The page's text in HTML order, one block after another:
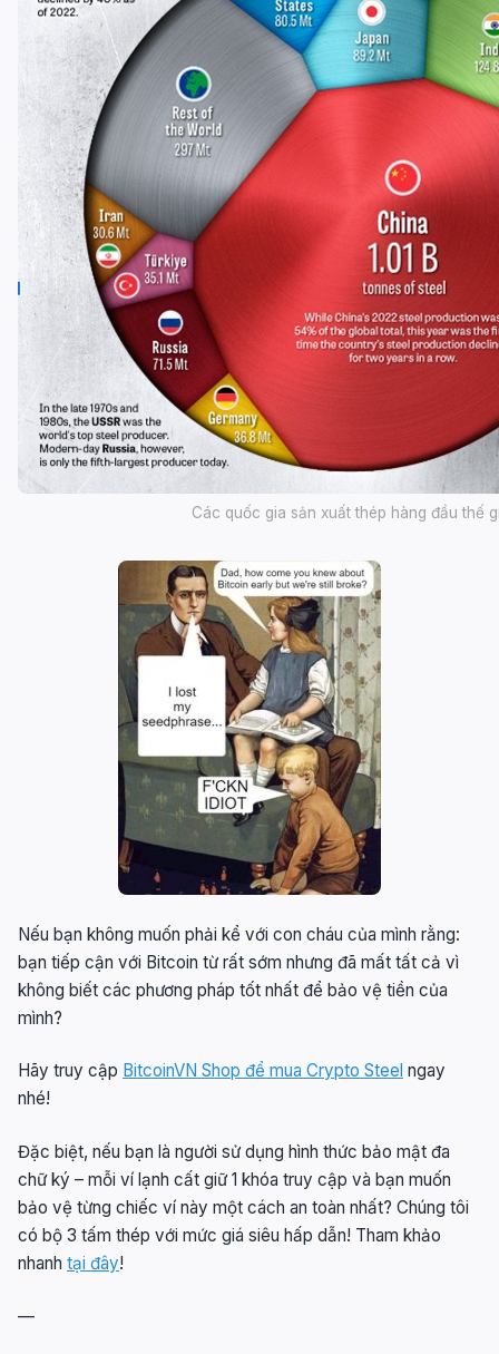
Các quốc gia sản xuất thép hàng đầu thế
Nếu bạn không muốn phải kể với con cháu của mình rằng:
bạn tiếp cận với Bitcoin từ rất sớm nhưng đã mất tất cả vì
không biết các phương pháp tốt nhất để bảo vệ tiền của
mình?
Hãy truy cập BitcoinVN Shop để mua Crypto Steel ngay
nhé!
Đặc biệt, nếu bạn là người sử dụng hình thức bảo mật đa
chữ ký – mỗi ví lạnh cất giữ 1 khóa truy cập và bạn muốn
bảo vệ từng chiếc ví này một cách an toàn nhất? Chúng tôi
có bộ 3 tấm thép với mức giá siêu hấp dẫn! Tham khảo
nhanh tại đây!
—